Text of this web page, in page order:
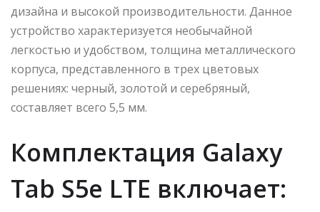
дизайна и высокой производительности. Данное
устройство характеризуется необычайной
легкостью и удобством, толщина металлического
корпуса, представленного в трех цветовых
решениях: черный, золотой и серебряный,
составляет всего 5,5 мм.
Комплектация Galaxy
Tab S5e LTE включает: